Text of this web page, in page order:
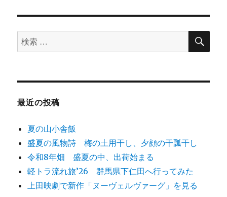
ン
検
索
象:
検
最近の投稿
夏の山小舎飯
盛夏の風物詩 梅の土用干し、夕顔の干瓢干し
令和8年畑 盛夏の中、出荷始まる
軽トラ流れ旅’26 群馬県下仁田へ行ってみた
上田映劇で新作「ヌーヴェルヴァーグ」を見る